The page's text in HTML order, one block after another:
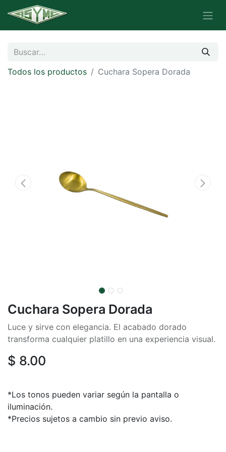
Todos los productos Cuchara Sopera Dorada
Cuchara Sopera Dorada
Luce y sirve con elegancia. El acabado dorado
transforma cualquier platillo en una experiencia visual.
$ 8.00
*Los tonos pueden variar según la pantalla o
iluminación.
*Precios sujetos a cambio sin previo aviso.